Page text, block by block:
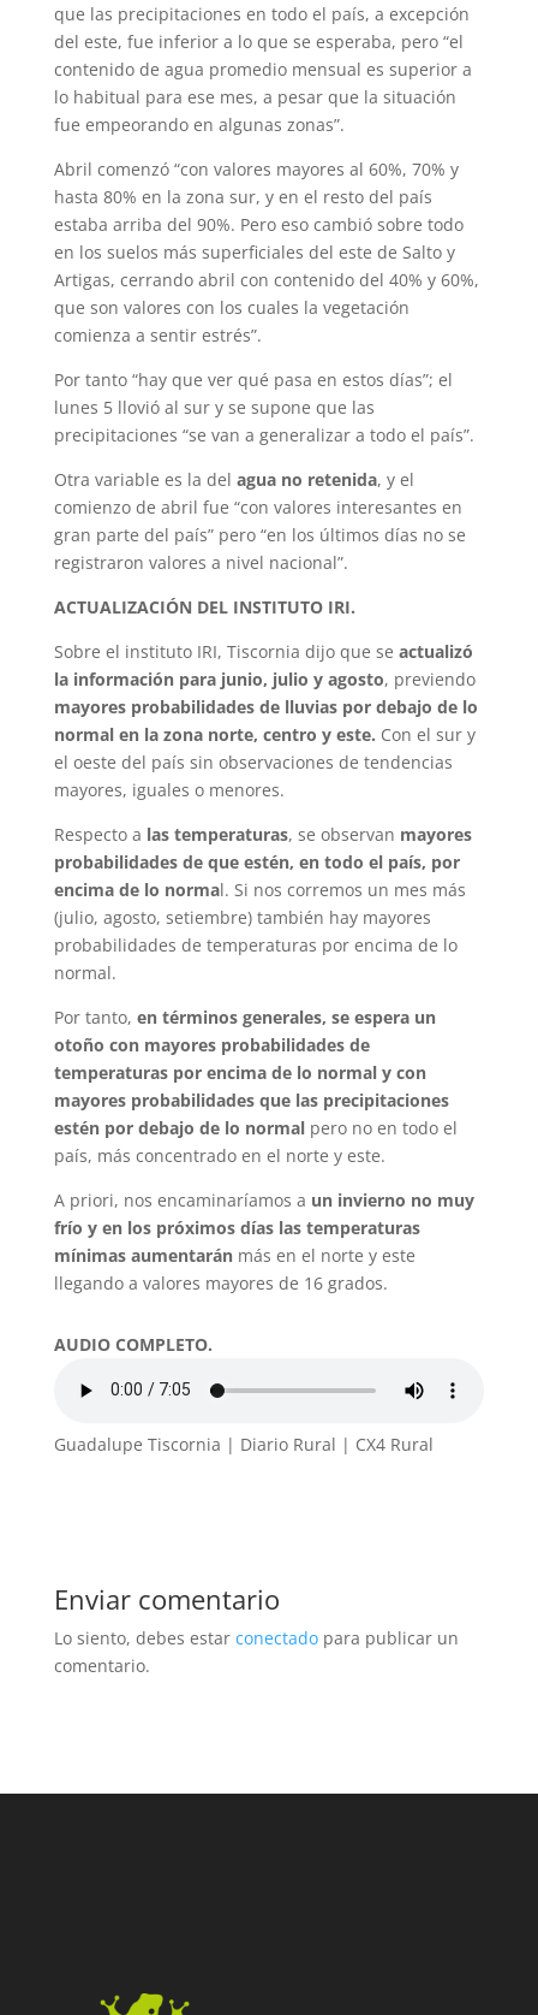
que las precipitaciones en todo el país, a excepción
del este, fue inferior a lo que se esperaba, pero “el
contenido de agua promedio mensual es superior a
lo habitual para ese mes, a pesar que la situación
fue empeorando en algunas zonas”.
Abril comenzó “con valores mayores al 60%, 70% y
hasta 80% en la zona sur, y en el resto del país
estaba arriba del 90%. Pero eso cambió sobre todo
en los suelos más superficiales del este de Salto y
Artigas, cerrando abril con contenido del 40% y 60%,
que son valores con los cuales la vegetación
comienza a sentir estrés”.
Por tanto “hay que ver qué pasa en estos días”; el
lunes 5 llovió al sur y se supone que las
precipitaciones “se van a generalizar a todo el país”.
Otra variable es la del agua no retenida, y el
comienzo de abril fue “con valores interesantes en
gran parte del país” pero “en los últimos días no se
registraron valores a nivel nacional”.
ACTUALIZACIÓN DEL INSTITUTO IRI.
Sobre el instituto IRI, Tiscornia dijo que se actualizó
la información para junio, julio y agosto, previendo
mayores probabilidades de lluvias por debajo de lo
normal en la zona norte, centro y este. Con el sur y
el oeste del país sin observaciones de tendencias
mayores, iguales o menores.
Respecto a las temperaturas, se observan mayores
probabilidades de que estén, en todo el país, por
encima de lo normal. Si nos corremos un mes más
(julio, agosto, setiembre) también hay mayores
probabilidades de temperaturas por encima de lo
normal.
Por tanto, en términos generales, se espera un
otoño con mayores probabilidades de
temperaturas por encima de lo normal y con
mayores probabilidades que las precipitaciones
estén por debajo de lo normalpero no en todo el
país, más concentrado en el norte y este.
A priori, nos encaminaríamos a un invierno no muy
frío y en los próximos días las temperaturas
mínimas aumentaránmás en el norte y este
llegando a valores mayores de 16 grados.
AUDIO COMPLETO.
Guadalupe Tiscornia | Diario Rural | CX4 Rural
Enviar comentario
Lo siento, debes estar conectadopara publicar un
comentario.